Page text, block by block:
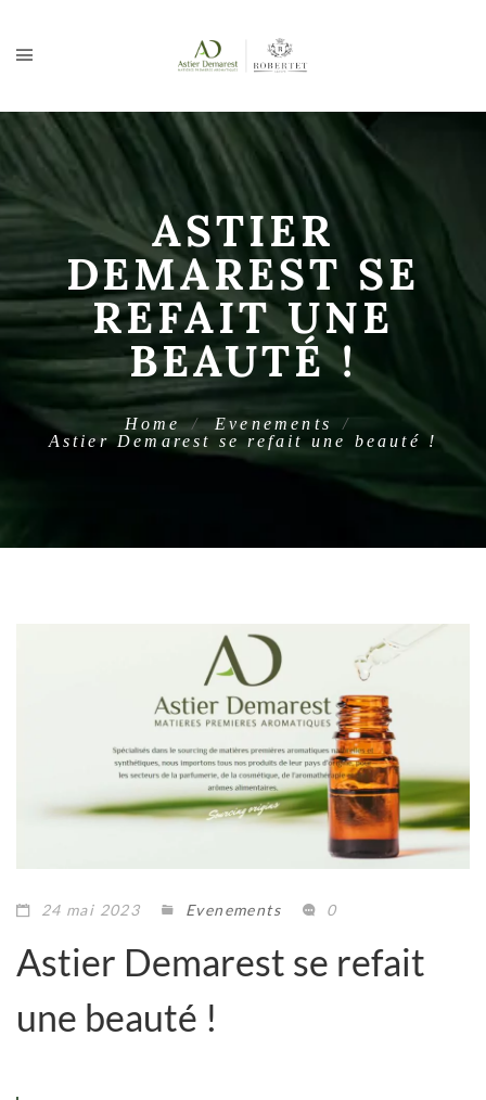
ASTIER
DEMAREST SE
REFAIT UNE
BEAUTÉ !
Home
Evenements
Astier Demarest se refait une beauté !
24 mai 2023 Evenements 0
Astier Demarest se refait
une beauté !